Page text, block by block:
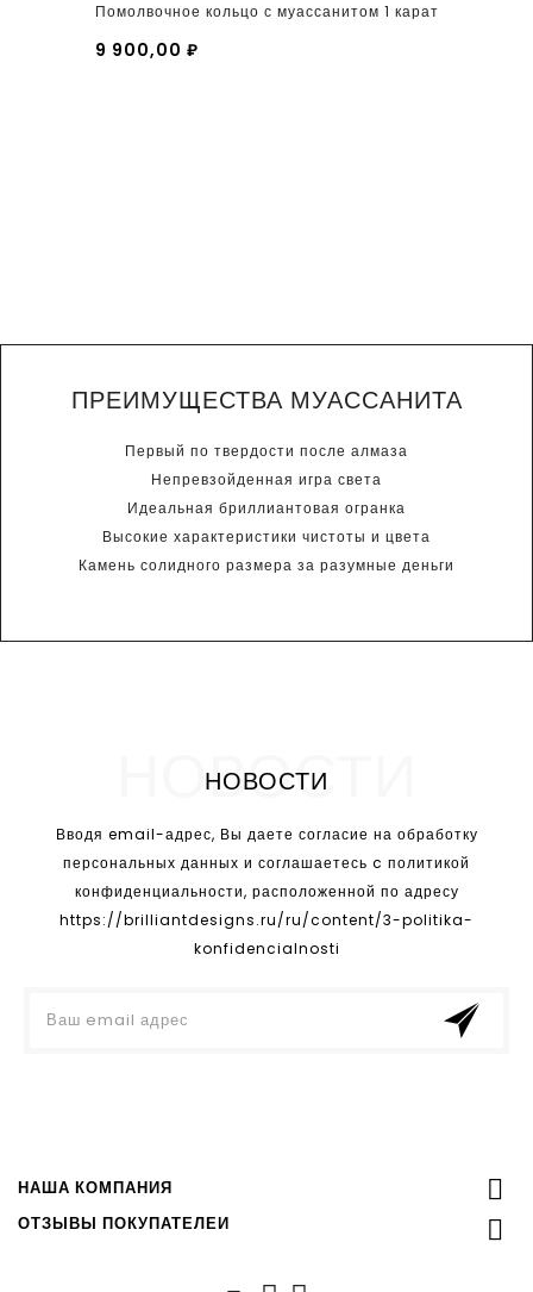
Помолвочное кольцо с муассанитом 1 карат
9 900,00 ₽
ПРЕИМУЩЕСТВА МУАССАНИТА
Первый по твердости после алмаза
Непревзойденная игра света
Идеальная бриллиантовая огранка
Высокие характеристики чистоты и цвета
Камень солидного размера за разумные деньги
НОВОСТИ
НОВОСТИ
Вводя email-адрес, Вы даете согласие на обработку
персональных данных и соглашаетесь c политикой
конфиденциальности, расположенной по адресу
https://brilliantdesigns.ru/ru/content/3-politika-
konfidencialnosti
НАША КОМПАНИЯ 
ОТЗЫВЫ ПОКУПАТЕЛЕЙ 